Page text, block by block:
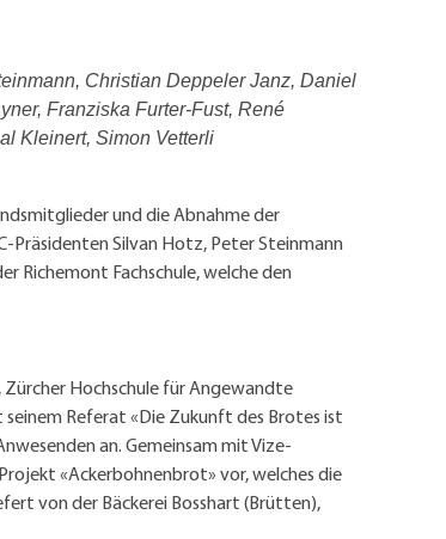
Christian Deppeler Janz, Daniel
Franziska Furter-Fust, René
Kleinert, Simon Vetterli
und die Abnahme der
Präsidenten Silvan Hotz, Peter Steinmann
Richemont Fachschule, welche den
Zürcher Hochschule für Angewandte
Referat «Die Zukunft des Brotes ist
an. Gemeinsam mit Vize-
«Ackerbohnenbrot» vor, welches die
von der Bäckerei Bosshart (Brütten),